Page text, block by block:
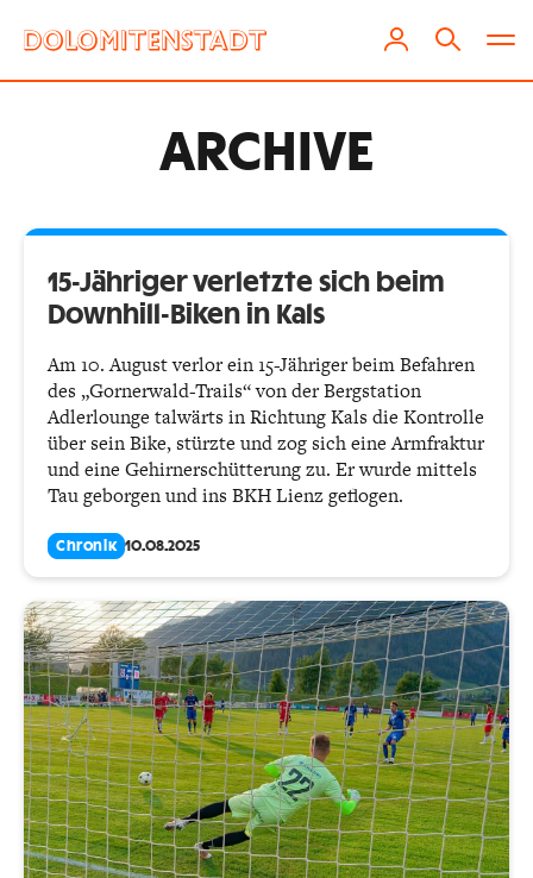
ARCHIVE
15-Jähriger verletzte sich beim
Downhill-Biken in Kals
Am 10. August verlor ein 15-Jähriger beim Befahren
des „Gornerwald-Trails“ von der Bergstation
Adlerlounge talwärts in Richtung Kals die Kontrolle
über sein Bike, stürzte und zog sich eine Armfraktur
und eine Gehirnerschütterung zu. Er wurde mittels
Tau geborgen und ins BKH Lienz geflogen.
Chronik 10.08.2025